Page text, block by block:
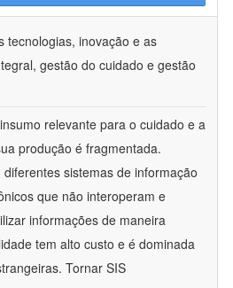
tecnologias, inovação e as
gestão do cuidado e gestão
relevante para o cuidado e a
produção é fragmentada.
sistemas de informação
que não interoperam e
informações de maneira
tem alto custo e é dominada
Tornar SIS